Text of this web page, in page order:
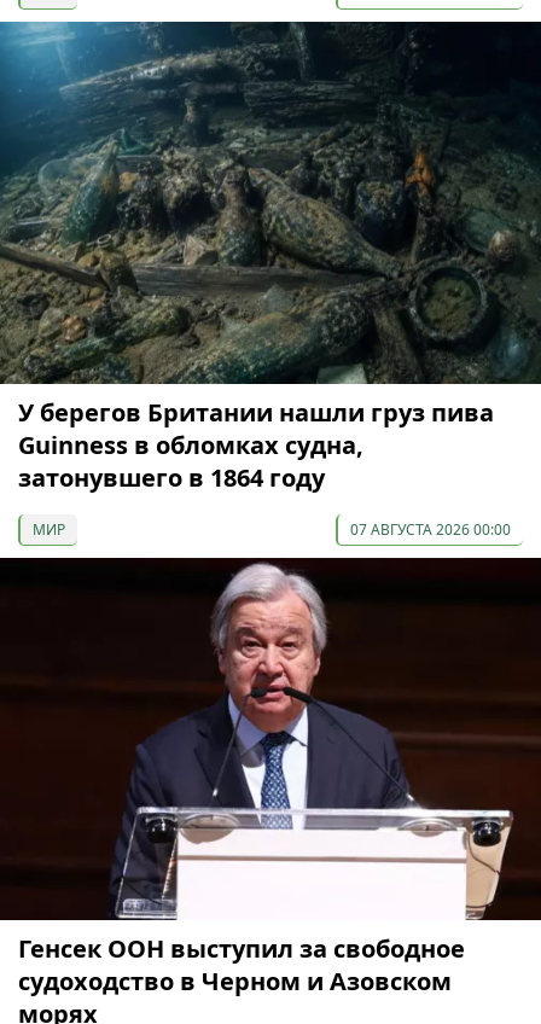
У берегов Британии нашли груз пива
Guinness в обломках судна,
затонувшего в 1864 году
МИР 07 АВГУСТА 2026 00:00
Генсек ООН выступил за свободное
судоходство в Черном и Азовском
морях